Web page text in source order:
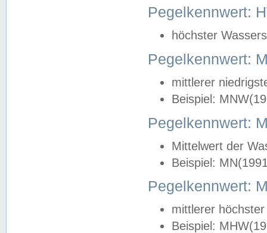
Pegelkennwert:
höchster
Pegelkennwert:
mittlerer
Beispiel:
Pegelkennwert:
Mittelwert der
Beispiel:
Pegelkennwert:
mittlerer
Beispiel: